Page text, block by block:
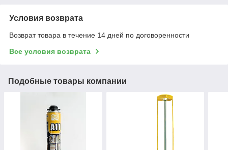
Условия возврата
Возврат товара в течение 14 дней по договоренности
Все условия возврата
Подобные товары компании